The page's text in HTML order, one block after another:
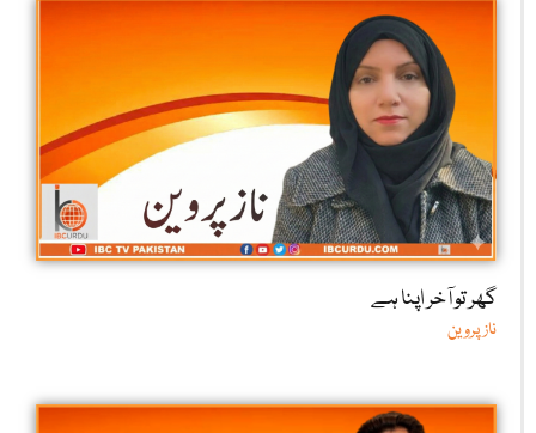
گھر تو آخر اپنا ہے
ناز پروین